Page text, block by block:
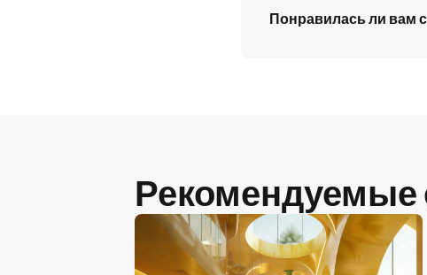
Понравилась ли вам
Рекомендуемые